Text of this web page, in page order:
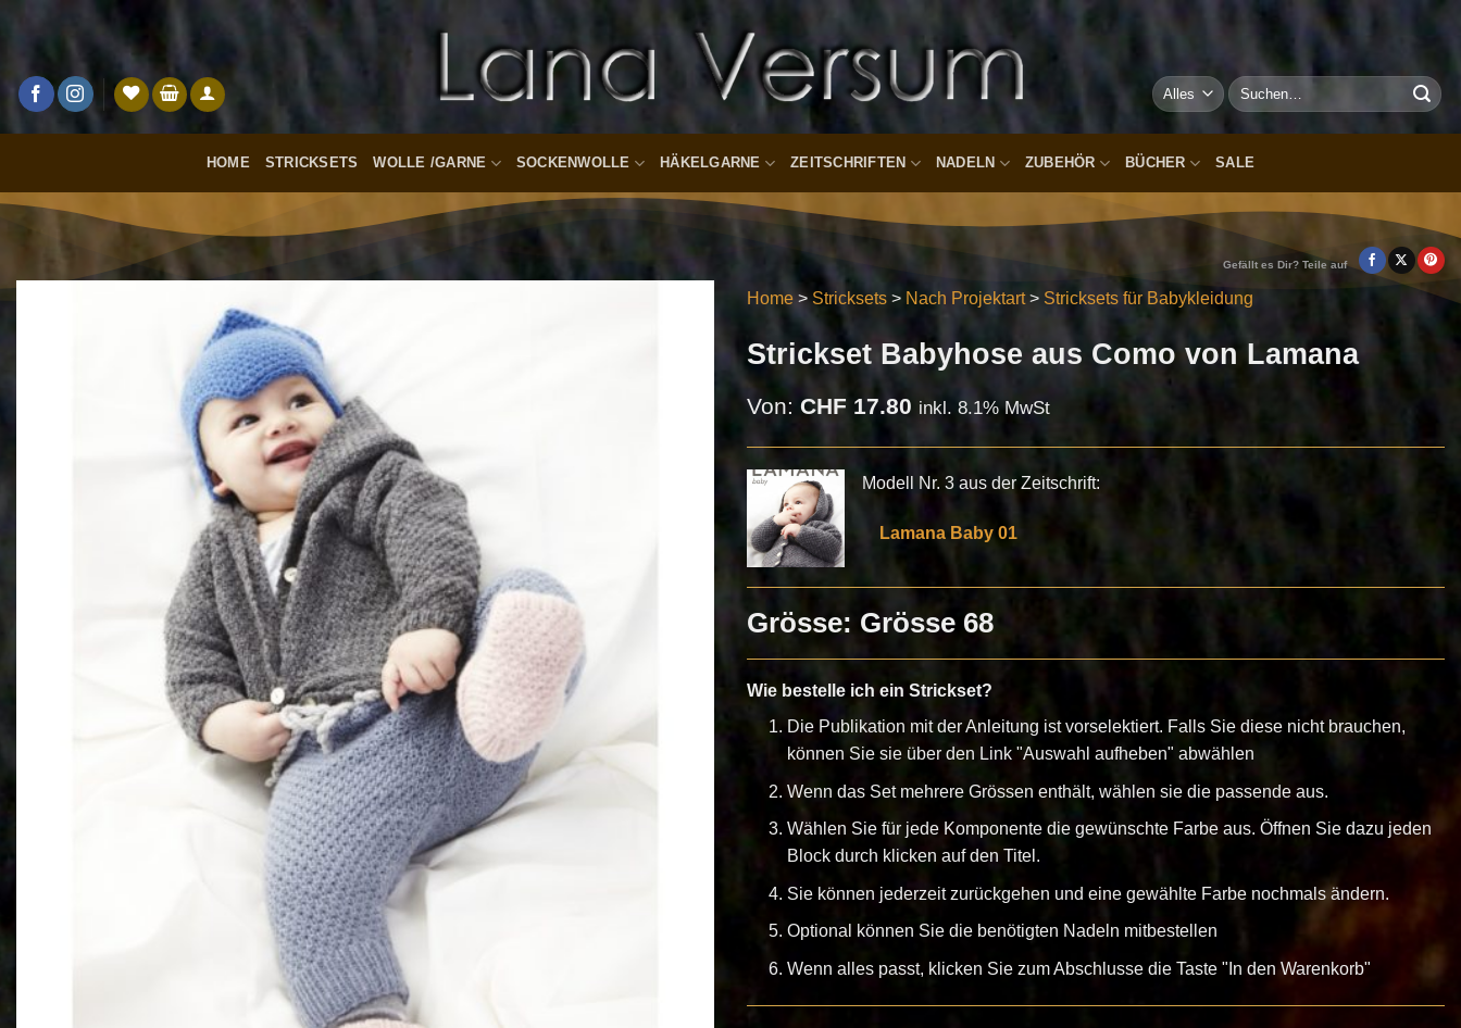
Suchen
nach:
HOME STRICKSETS WOLLE /GARNE SOCKENWOLLE HÄKELGARNE ZEITSCHRIFTEN NADELN ZUBEHÖR BÜCHER SALE
Gefällt es Dir? Teile auf
Home > Stricksets > Nach Projektart> Stricksets für Babykleidung
Strickset Babyhose aus Como von Lamana
Von: CHF 17.80 inkl. 8.1% MwSt
Modell Nr. 3 aus der Zeitschrift:
Lamana Baby 01
Grösse: Grösse 68
Wie bestelle ich ein Strickset?
Die Publikation mit der Anleitung ist vorselektiert. Falls Sie diese nicht brauchen,
können Sie sie über den Link "Auswahl aufheben" abwählen
Wenn das Set mehrere Grössen enthält, wählen sie die passende aus.
Wählen Sie für jede Komponente die gewünschte Farbe aus. Öffnen Sie dazu jeden
Block durch klicken auf den Titel.
Sie können jederzeit zurückgehen und eine gewählte Farbe nochmals ändern.
Optional können Sie die benötigten Nadeln mitbestellen
Wenn alles passt, klicken Sie zum Abschlusse die Taste "In den Warenkorb"